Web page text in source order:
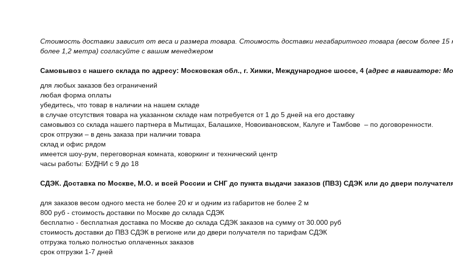
Стоимость доставки зависит от веса и размера товара. Стоимость доставки негабаритного товара (весом более
более 1,2 метра) согласуйте с вашим менеджером
Самовывоз с нашего склада по адресу: Московская обл., г. Химки, Международное шоссе, 4 (адрес в навигаторе:
для любых заказов без ограничений
любая форма оплаты
убедитесь, что товар в наличии на нашем складе
в случае отсутствия товара на указанном складе нам потребуется от 1 до 5 дней на его доставку
самовывоз со склада нашего партнера в Мытищах, Балашихе, Новоивановском, Калуге и Тамбове – по договоренности.
срок отгрузки – в день заказа при наличии товара
склад и офис рядом
имеется шоу-рум, переговорная комната, коворкинг и технический центр
часы работы: БУДНИ с 9 до 18
СДЭК. Доставка по Москве, М.О. и всей России и СНГ до пункта выдачи заказов (ПВЗ) СДЭК или до двери
для заказов весом одного места не более 20 кг и одним из габаритов не более 2 м
800 руб - стоимость доставки по Москве до склада СДЭК
бесплатно - бесплатная доставка по Москве до склада СДЭК заказов на сумму от 30.000 руб
стоимость доставки до ПВЗ СДЭК в регионе или до двери получателя по тарифам СДЭК
отгрузка только полностью оплаченных заказов
срок отгрузки 1-7 дней